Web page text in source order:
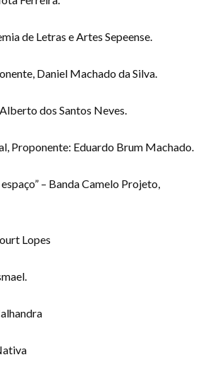
de Letras e Artes Sepeense.
Daniel Machado da Silva.
dos Santos Neves.
Proponente: Eduardo Brum Machado.
– Banda Camelo Projeto,
Lopes